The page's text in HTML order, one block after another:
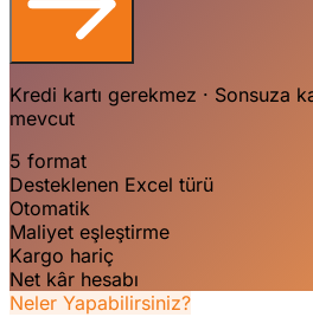
Kredi kartı gerekmez · Sonsuza
mevcut
5 format
Desteklenen Excel türü
Otomatik
Maliyet eşleştirme
Kargo hariç
Net kâr hesabı
Neler Yapabilirsiniz?